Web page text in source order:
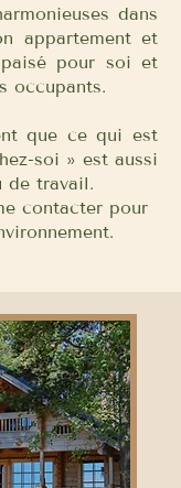
dans
appartement et
pour soi et
occupants.
que ce qui est
soi » est aussi
de travail.
contacter pour